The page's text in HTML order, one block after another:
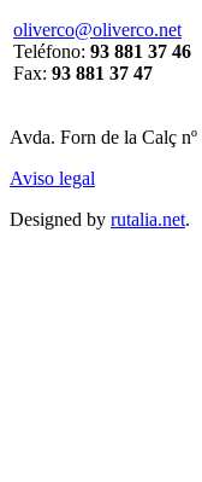
oliverco@oliverco.net
Teléfono: 93 881 37 46
Fax: 93 881 37 47
Avda. Forn de la Calç
Aviso legal
Designed by rutalia.net.